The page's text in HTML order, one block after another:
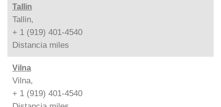
Tallin
Tallin,
+ 1 (919) 401-4540
Distancia miles
Vilna
Vilna,
+ 1 (919) 401-4540